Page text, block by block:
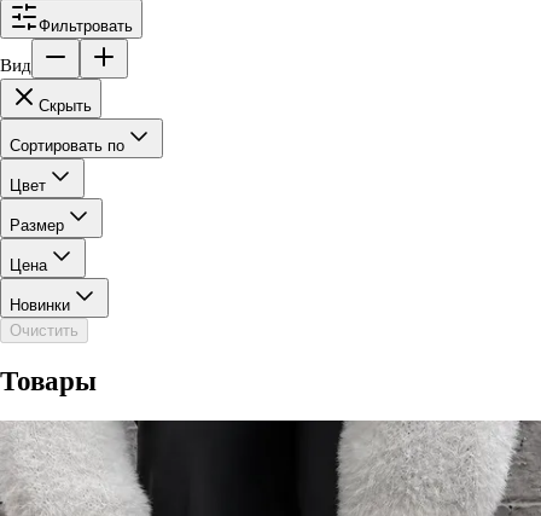
Фильтровать
Вид
Скрыть
Сортировать по
Цвет
Размер
Цена
Новинки
Очистить
Товары